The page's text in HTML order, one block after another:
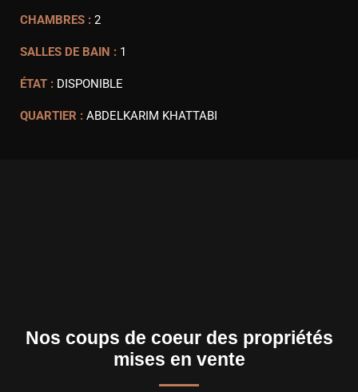
CHAMBRES : 2
SALLES DE BAIN : 1
ÉTAT : DISPONIBLE
QUARTIER : ABDELKARIM KHATTABI
Nos coups de coeur des propriétés
mises en vente